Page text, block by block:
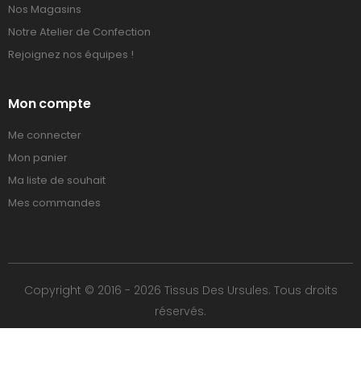
Nos Magasins
Notre Atelier de Confection
Rejoignez nos équipes !
Mon compte
Me connecter
Mon panier
Ma liste de souhait
Mes commandes
Copyright © 2016 - 2026 Tissus Des Ursules. Tous droits
réservés.